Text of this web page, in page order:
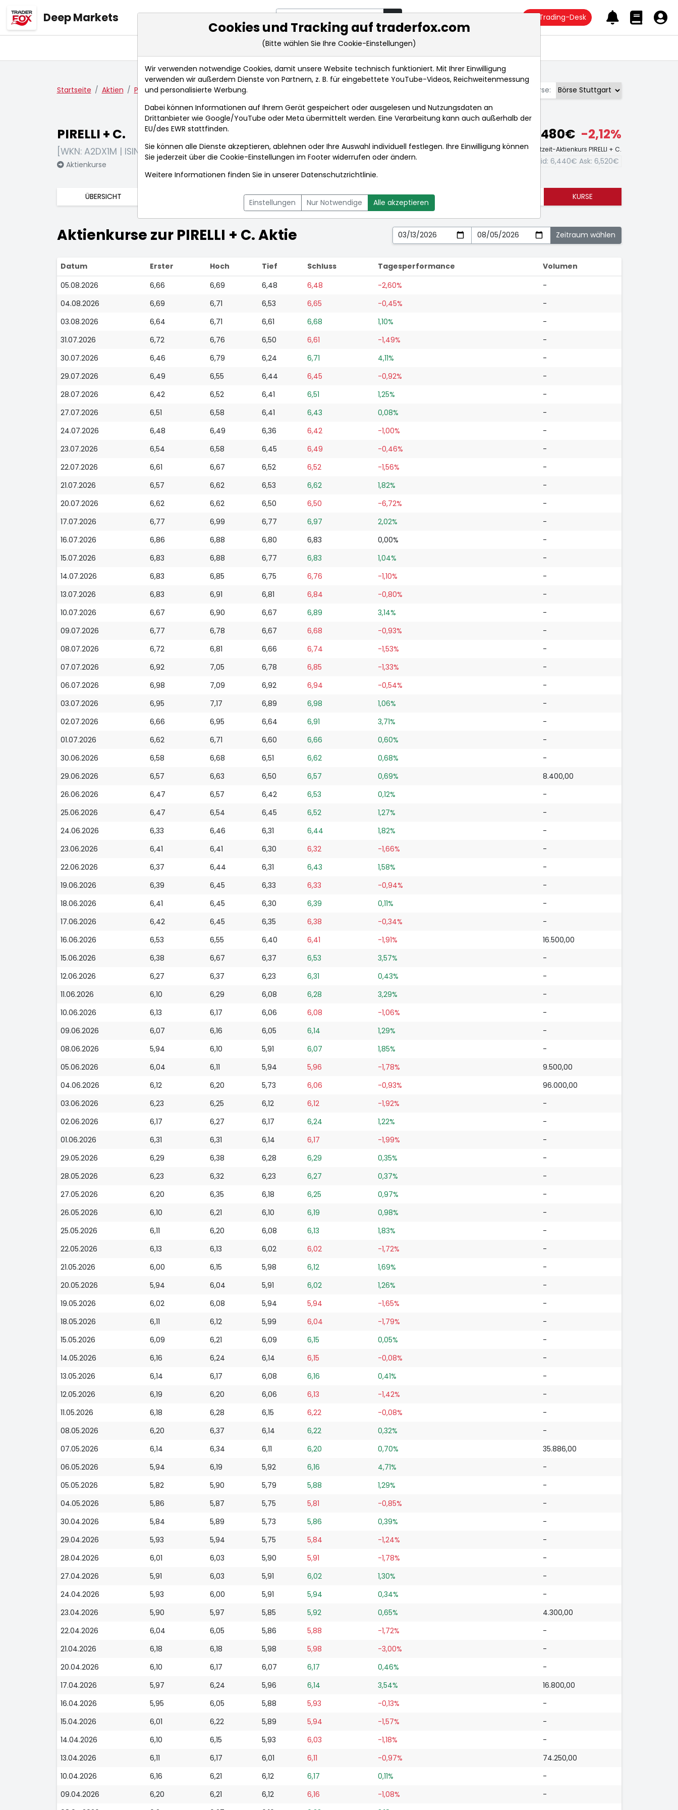
Deep Markets Trading-Desk
Markt-Analysen Market Tools Realtimekurse Nachrichten
Startseite Aktien PIRELLI + C. Aktienkurse Börse:
PIRELLI + C.
[WKN: A2DX1M | ISIN: IT0005278236]
Aktienkurse
6,480€ -2,12%
Echtzeit-Aktienkurs PIRELLI + C.
Bid: 6,440€ Ask: 6,520€
ÜBERSICHT NACHRICHTEN CHARTTOOL KURSE
Aktienkurse zur PIRELLI + C. Aktie
Datum Erster Hoch Tief Schluss Tagesperformance
Volumen
05.08.2026
6,66 6,69 6,48 6,48 -2,60%
-
04.08.2026
6,69 6,71 6,53 6,65 -0,45%
-
03.08.2026
6,64 6,71 6,61 6,68 1,10%
-
31.07.2026
6,72 6,76 6,50 6,61 -1,49%
-
30.07.2026
6,46 6,79 6,24 6,71 4,11%
-
29.07.2026
6,49 6,55 6,44 6,45 -0,92%
-
28.07.2026
6,42 6,52 6,41 6,51 1,25%
-
27.07.2026
6,51 6,58 6,41 6,43 0,08%
-
24.07.2026
6,48 6,49 6,36 6,42 -1,00%
-
23.07.2026
6,54 6,58 6,45 6,49 -0,46%
-
22.07.2026
6,61 6,67 6,52 6,52 -1,56%
-
21.07.2026
6,57 6,62 6,53 6,62 1,82%
-
20.07.2026
6,62 6,62 6,50 6,50 -6,72%
-
17.07.2026
6,77 6,99 6,77 6,97 2,02%
-
16.07.2026
6,86 6,88 6,80 6,83 0,00%
-
15.07.2026
6,83 6,88 6,77 6,83 1,04%
-
14.07.2026
6,83 6,85 6,75 6,76 -1,10%
-
13.07.2026
6,83 6,91 6,81 6,84 -0,80%
-
10.07.2026
6,67 6,90 6,67 6,89 3,14%
-
09.07.2026
6,77 6,78 6,67 6,68 -0,93%
-
08.07.2026
6,72 6,81 6,66 6,74 -1,53%
-
07.07.2026
6,92 7,05 6,78 6,85 -1,33%
-
06.07.2026
6,98 7,09 6,92 6,94 -0,54%
-
03.07.2026
6,95 7,17 6,89 6,98 1,06%
-
02.07.2026
6,66 6,95 6,64 6,91 3,71%
-
01.07.2026
6,62 6,71 6,60 6,66 0,60%
-
30.06.2026
6,58 6,68 6,51 6,62 0,68%
-
29.06.2026
6,57 6,63 6,50 6,57 0,69%
8.400,00
26.06.2026
6,47 6,57 6,42 6,53 0,12%
-
25.06.2026
6,47 6,54 6,45 6,52 1,27%
-
24.06.2026
6,33 6,46 6,31 6,44 1,82%
-
23.06.2026
6,41 6,41 6,30 6,32 -1,66%
-
22.06.2026
6,37 6,44 6,31 6,43 1,58%
-
19.06.2026
6,39 6,45 6,33 6,33 -0,94%
-
18.06.2026
6,41 6,45 6,30 6,39 0,11%
-
17.06.2026
6,42 6,45 6,35 6,38 -0,34%
-
16.06.2026
6,53 6,55 6,40 6,41 -1,91%
16.500,00
15.06.2026
6,38 6,67 6,37 6,53 3,57%
-
12.06.2026
6,27 6,37 6,23 6,31 0,43%
-
11.06.2026
6,10 6,29 6,08 6,28 3,29%
-
10.06.2026
6,13 6,17 6,06 6,08 -1,06%
-
09.06.2026
6,07 6,16 6,05 6,14 1,29%
-
08.06.2026
5,94 6,10 5,91 6,07 1,85%
-
05.06.2026
6,04 6,11 5,94 5,96 -1,78%
9.500,00
04.06.2026
6,12 6,20 5,73 6,06 -0,93%
96.000,00
03.06.2026
6,23 6,25 6,12 6,12 -1,92%
-
02.06.2026
6,17 6,27 6,17 6,24 1,22%
-
01.06.2026
6,31 6,31 6,14 6,17 -1,99%
-
29.05.2026
6,29 6,38 6,28 6,29 0,35%
-
28.05.2026
6,23 6,32 6,23 6,27 0,37%
-
27.05.2026
6,20 6,35 6,18 6,25 0,97%
-
26.05.2026
6,10 6,21 6,10 6,19 0,98%
-
25.05.2026
6,11 6,20 6,08 6,13 1,83%
-
22.05.2026
6,13 6,13 6,02 6,02 -1,72%
-
21.05.2026
6,00 6,15 5,98 6,12 1,69%
-
20.05.2026
5,94 6,04 5,91 6,02 1,26%
-
19.05.2026
6,02 6,08 5,94 5,94 -1,65%
-
18.05.2026
6,11 6,12 5,99 6,04 -1,79%
-
15.05.2026
6,09 6,21 6,09 6,15 0,05%
-
14.05.2026
6,16 6,24 6,14 6,15 -0,08%
-
13.05.2026
6,14 6,17 6,08 6,16 0,41%
-
12.05.2026
6,19 6,20 6,06 6,13 -1,42%
-
11.05.2026
6,18 6,28 6,15 6,22 -0,08%
-
08.05.2026
6,20 6,37 6,14 6,22 0,32%
-
07.05.2026
6,14 6,34 6,11 6,20 0,70%
35.886,00
06.05.2026
5,94 6,19 5,92 6,16 4,71%
-
05.05.2026
5,82 5,90 5,79 5,88 1,29%
-
04.05.2026
5,86 5,87 5,75 5,81 -0,85%
-
30.04.2026
5,84 5,89 5,73 5,86 0,39%
-
29.04.2026
5,93 5,94 5,75 5,84 -1,24%
-
28.04.2026
6,01 6,03 5,90 5,91 -1,78%
-
27.04.2026
5,91 6,03 5,91 6,02 1,30%
-
24.04.2026
5,93 6,00 5,91 5,94 0,34%
-
23.04.2026
5,90 5,97 5,85 5,92 0,65%
4.300,00
22.04.2026
6,04 6,05 5,86 5,88 -1,72%
-
21.04.2026
6,18 6,18 5,98 5,98 -3,00%
-
20.04.2026
6,10 6,17 6,07 6,17 0,46%
-
17.04.2026
5,97 6,24 5,96 6,14 3,54%
16.800,00
16.04.2026
5,95 6,05 5,88 5,93 -0,13%
-
15.04.2026
6,01 6,22 5,89 5,94 -1,57%
-
14.04.2026
6,10 6,15 5,93 6,03 -1,18%
-
13.04.2026
6,11 6,17 6,01 6,11 -0,97%
74.250,00
10.04.2026
6,16 6,21 6,12 6,17 0,11%
-
09.04.2026
6,20 6,21 6,12 6,16 -1,08%
-
Cookies und Tracking auf traderfox.com
(Bitte wählen Sie Ihre Cookie-Einstellungen)
Wir verwenden notwendige Cookies, damit unsere Website technisch funktioniert. Mit Ihrer Einwilligung
verwenden wir außerdem Dienste von Partnern, z. B. für eingebettete YouTube-Videos, Reichweitenmessung
und personalisierte Werbung.
Dabei können Informationen auf Ihrem Gerät gespeichert oder ausgelesen und Nutzungsdaten an
Drittanbieter wie Google/YouTube oder Meta übermittelt werden. Eine Verarbeitung kann auch außerhalb der
EU/des EWR stattfinden.
Sie können alle Dienste akzeptieren, ablehnen oder Ihre Auswahl individuell festlegen. Ihre Einwilligung können
Sie jederzeit über die Cookie-Einstellungen im Footer widerrufen oder ändern.
Weitere Informationen finden Sie in unserer Datenschutzrichtlinie.
Einstellungen Nur Notwendige Alle akzeptieren